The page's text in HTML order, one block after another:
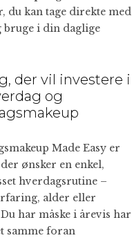
du kan tage direkte med
bruge i din daglige
der vil investere i
og
Made Easy er
ønsker en enkel,
hverdagsrutine –
alder eller
har måske i årevis har
samme foran